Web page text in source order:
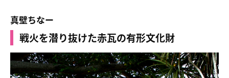
真壁ちなー
戦火を潜り抜けた赤瓦の有形文化財